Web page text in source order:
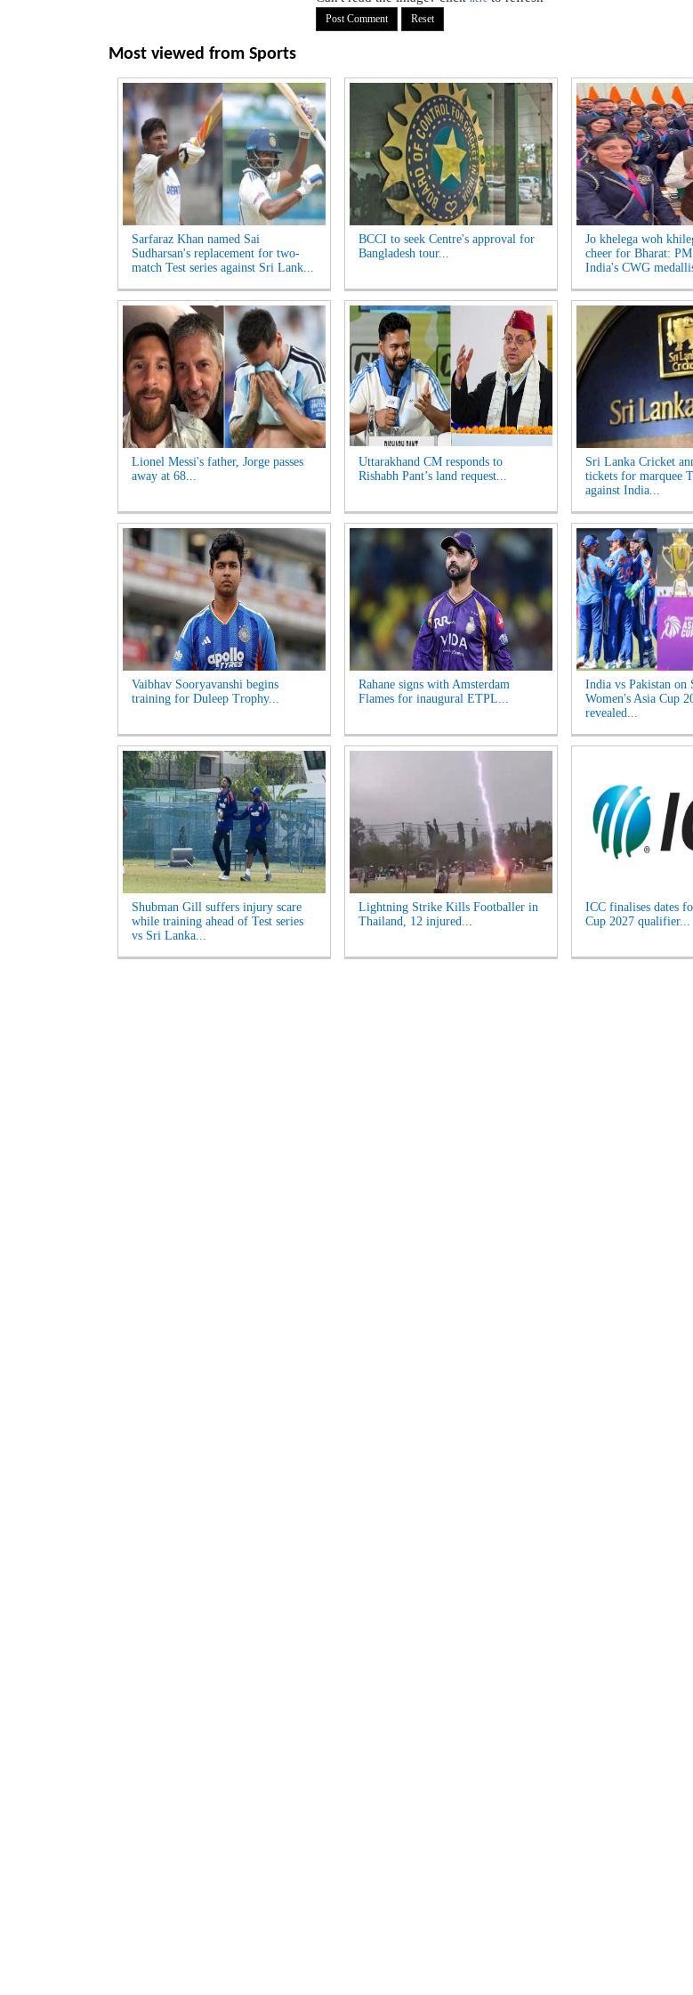
Most viewed from Sports
Sarfaraz Khan named Sai
Sudharsan's replacement for two-
match Test series against Sri Lank...
BCCI to seek Centre's approval for
Bangladesh tour...
Jo khelega woh
cheer for Bharat:
India's CWG
Lionel Messi's father, Jorge passes
away at 68...
Uttarakhand CM responds to
Rishabh Pant’s land request...
Sri Lanka Cricket
tickets for marquee
against India...
Vaibhav Sooryavanshi begins
training for Duleep Trophy...
Rahane signs with Amsterdam
Flames for inaugural ETPL...
India vs Pakistan on
Women's Asia Cup
revealed...
Shubman Gill suffers injury scare
while training ahead of Test series
vs Sri Lanka...
Lightning Strike Kills Footballer in
Thailand, 12 injured...
ICC finalises dates
Cup 2027 qualifier...